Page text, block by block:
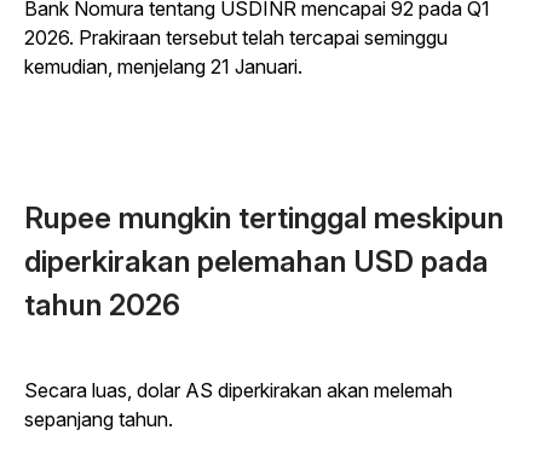
Bank Nomura tentang USDINR mencapai 92 pada Q1
2026. Prakiraan tersebut telah tercapai seminggu
kemudian, menjelang 21 Januari.
Rupee mungkin tertinggal meskipun
diperkirakan pelemahan USD pada
tahun 2026
Secara luas, dolar AS diperkirakan akan melemah
sepanjang tahun.